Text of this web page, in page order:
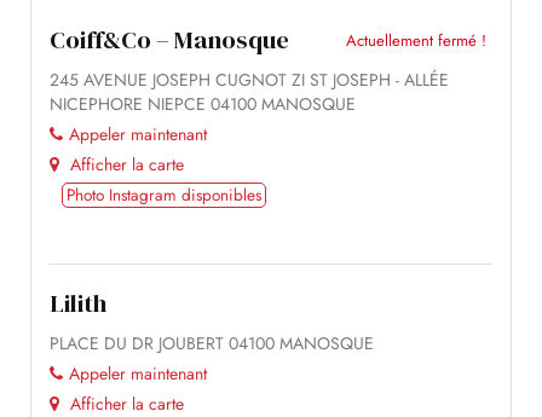
Coiff&Co – Manosque
245 AVENUE JOSEPH CUGNOT ZI ST JOSEPH - ALLÉE
NICEPHORE NIEPCE 04100 MANOSQUE
Appeler maintenant
Afficher la carte
Actuellement fermé !
Photo Instagram disponibles
Lilith
PLACE DU DR JOUBERT 04100 MANOSQUE
Appeler maintenant
Afficher la carte